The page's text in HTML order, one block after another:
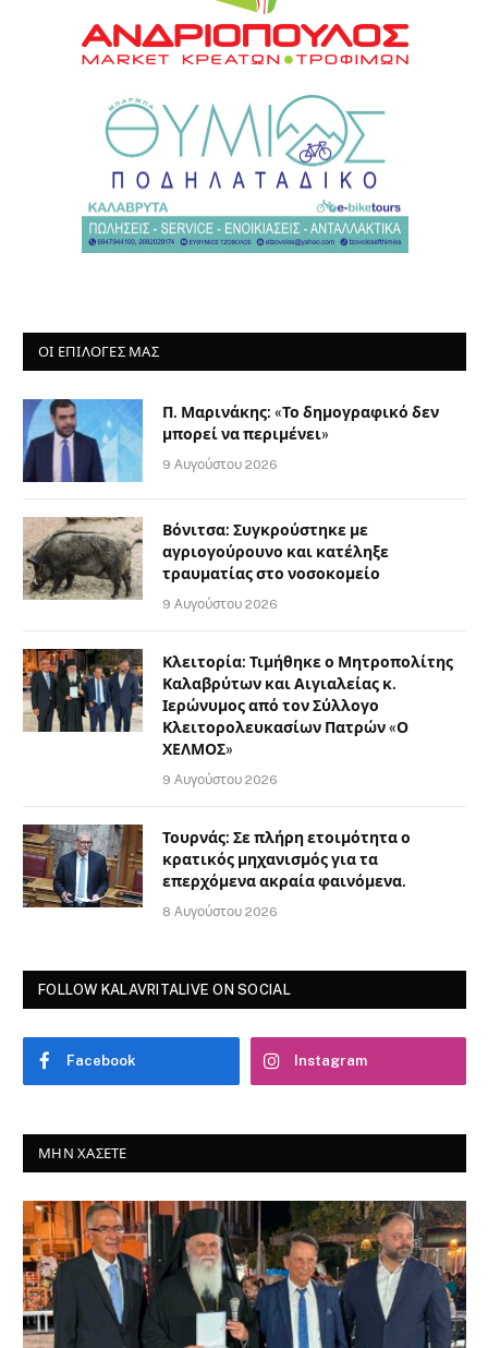
ΟΙ ΕΠΙΛΟΓΈΣ ΜΑΣ
Π. Μαρινάκης: «Το δημογραφικό δεν
μπορεί να περιμένει»
9 Αυγούστου 2026
Βόνιτσα: Συγκρούστηκε με
αγριογούρουνο και κατέληξε
τραυματίας στο νοσοκομείο
9 Αυγούστου 2026
Κλειτορία: Τιμήθηκε ο Μητροπολίτης
Καλαβρύτων και Αιγιαλείας κ.
Ιερώνυμος από τον Σύλλογο
Κλειτορολευκασίων Πατρών «Ο
ΧΕΛΜΟΣ»
9 Αυγούστου 2026
Τουρνάς: Σε πλήρη ετοιμότητα ο
κρατικός μηχανισμός για τα
επερχόμενα ακραία φαινόμενα.
8 Αυγούστου 2026
FOLLOW KALAVRITALIVE ON SOCIAL
Facebook Instagram
ΜΗΝ ΧΆΣΕΤΕ